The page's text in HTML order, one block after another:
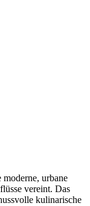
urbane
vereint. Das
kulinarische